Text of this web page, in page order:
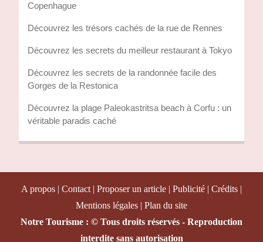
Copenhague
Découvrez les trésors cachés de la rue de Rennes
Découvrez les secrets du meilleur restaurant à Tokyo
Découvrez les secrets de la randonnée facile des
Gorges de la Restonica
Découvrez la plage Paleokastritsa beach à Corfu : un
véritable paradis caché
A propos | Contact | Proposer un article | Publicité | Crédits |
Mentions légales | Plan du site
Notre Tourisme : © Tous droits réservés - Reproduction
interdite sans autorisation